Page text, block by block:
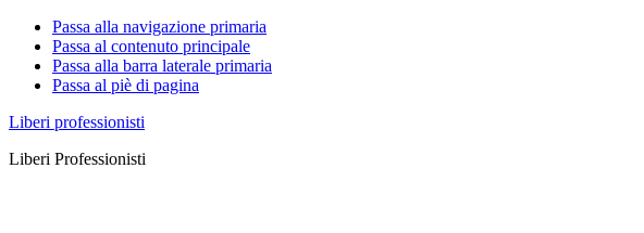
Passa alla navigazione primaria
Passa al contenuto principale
Passa alla barra laterale primaria
Passa al piè di pagina
Liberi professionisti
Liberi Professionisti